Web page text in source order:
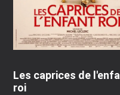
Les caprices de
roi